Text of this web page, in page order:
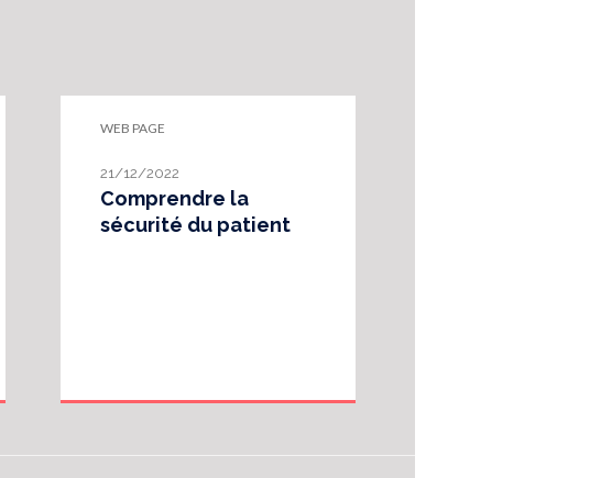
WEB PAGE
21/12/2022
Comprendre la
sécurité du patient